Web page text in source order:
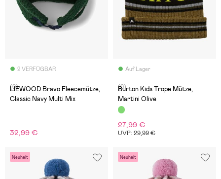
2 VERFÜGBAR
(0)
LIEWOOD Bravo Fleecemütze,
Classic Navy Multi Mix
32,99 €
Auf Lager
(0)
Burton Kids Trope Mütze,
Martini Olive
27,99 €
UVP: 29,99 €
Neuheit Neuheit